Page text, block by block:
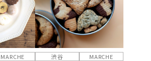
MARCHE 渋谷 MARCHE